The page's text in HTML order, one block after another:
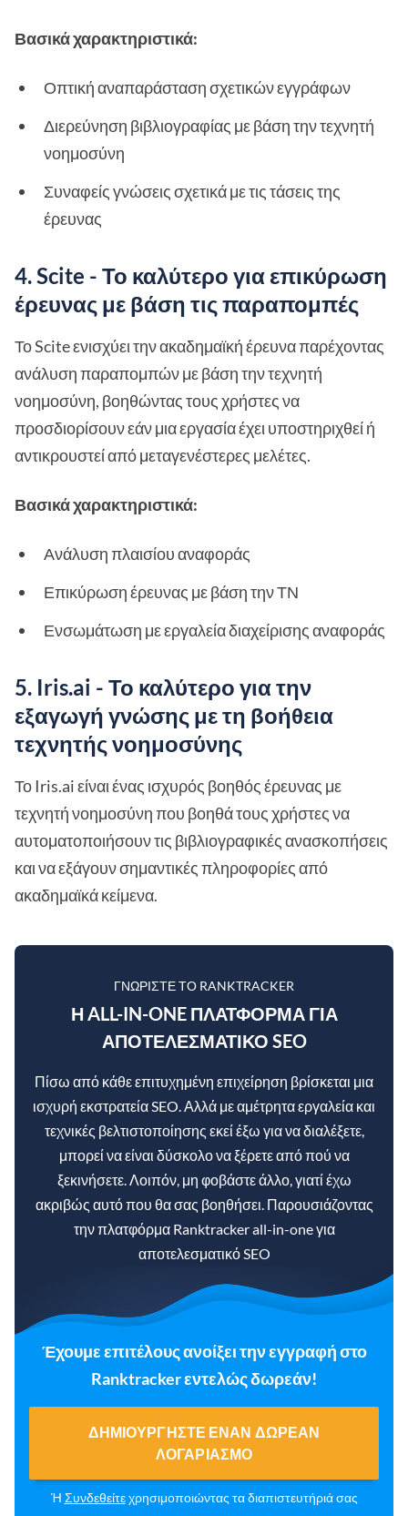
Βασικά χαρακτηριστικά:
Οπτική αναπαράσταση σχετικών εγγράφων
Διερεύνηση βιβλιογραφίας με βάση την τεχνητή
νοημοσύνη
Συναφείς γνώσεις σχετικά με τις τάσεις της
έρευνας
4. Scite - Το καλύτερο για επικύρωση
έρευνας με βάση τις παραπομπές
Το Scite ενισχύει την ακαδημαϊκή έρευνα παρέχοντας
ανάλυση παραπομπών με βάση την τεχνητή
νοημοσύνη, βοηθώντας τους χρήστες να
προσδιορίσουν εάν μια εργασία έχει υποστηριχθεί ή
αντικρουστεί από μεταγενέστερες μελέτες.
Βασικά χαρακτηριστικά:
Ανάλυση πλαισίου αναφοράς
Επικύρωση έρευνας με βάση την ΤΝ
Ενσωμάτωση με εργαλεία διαχείρισης αναφοράς
5. Iris.ai - Το καλύτερο για την
εξαγωγή γνώσης με τη βοήθεια
τεχνητής νοημοσύνης
Το Iris.ai είναι ένας ισχυρός βοηθός έρευνας με
τεχνητή νοημοσύνη που βοηθά τους χρήστες να
αυτοματοποιήσουν τις βιβλιογραφικές ανασκοπήσεις
και να εξάγουν σημαντικές πληροφορίες από
ακαδημαϊκά κείμενα.
ΓΝΩΡΊΣΤΕ ΤΟ RANKTRACKER
Η ALL-IN-ONE ΠΛΑΤΦΌΡΜΑ ΓΙΑ
ΑΠΟΤΕΛΕΣΜΑΤΙΚΌ SEO
Πίσω από κάθε επιτυχημένη επιχείρηση βρίσκεται μια
ισχυρή εκστρατεία SEO. Αλλά με αμέτρητα εργαλεία και
τεχνικές βελτιστοποίησης εκεί έξω για να διαλέξετε,
μπορεί να είναι δύσκολο να ξέρετε από πού να
ξεκινήσετε. Λοιπόν, μη φοβάστε άλλο, γιατί έχω
ακριβώς αυτό που θα σας βοηθήσει. Παρουσιάζοντας
την πλατφόρμα Ranktracker all-in-one για
αποτελεσματικό SEO
Έχουμε επιτέλους ανοίξει την εγγραφή στο
Ranktracker εντελώς δωρεάν!
ΔΗΜΙΟΥΡΓΉΣΤΕ ΈΝΑΝ ΔΩΡΕΆΝ
ΛΟΓΑΡΙΑΣΜΌ
Ή Συνδεθείτεχρησιμοποιώντας τα διαπιστευτήριά σας